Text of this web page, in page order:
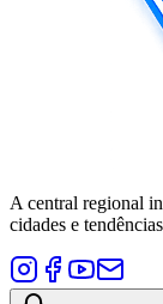
A central regional
cidades e